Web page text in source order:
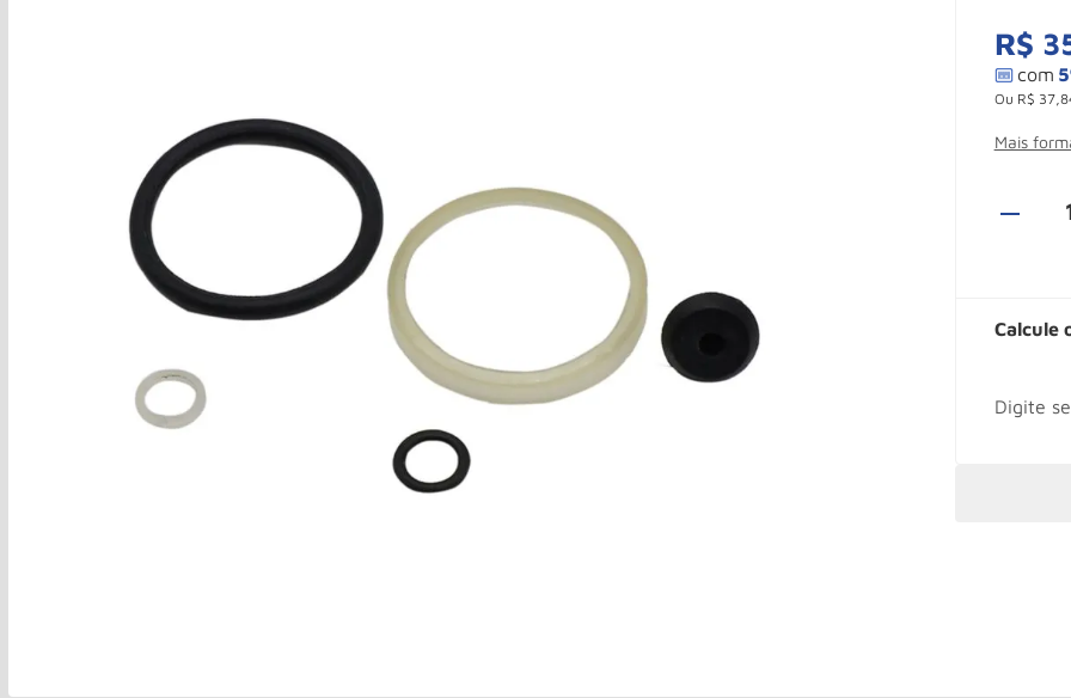
R$
Ou R$ 37,
Mais
Calcule